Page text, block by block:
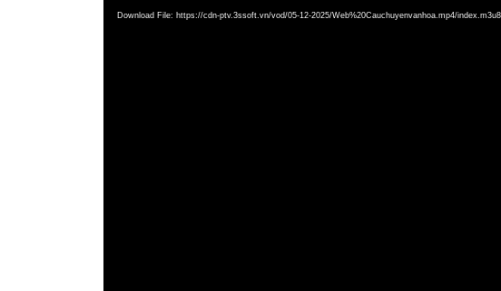
Download File: https://cdn-ptv.3ssoft.vn/vod/05-12-2025/Web%20Cauchuyenvanhoa.mp4/